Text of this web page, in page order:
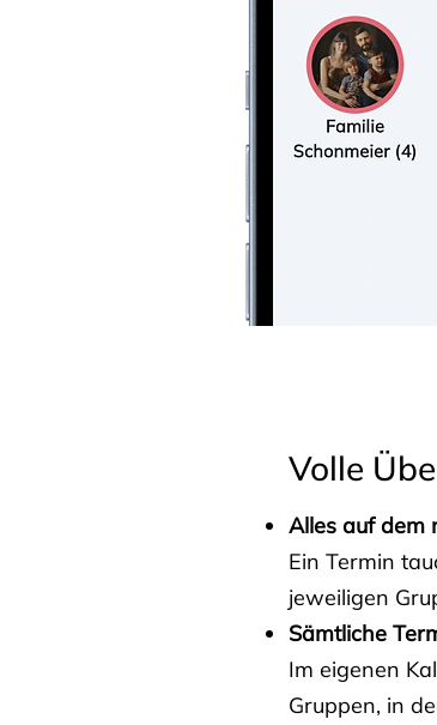
Volle
Alles auf dem
Ein Termin
jeweiligen
Sämtliche
Im eigenen
Gruppen, in